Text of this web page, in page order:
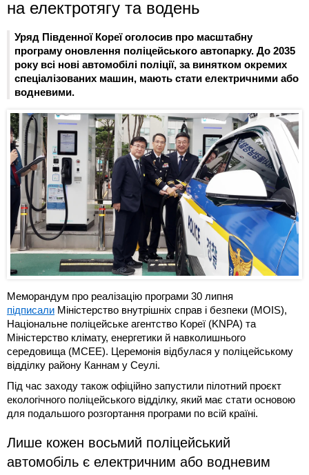
на електротягу та водень
Уряд Південної Кореї оголосив про масштабну
програму оновлення поліцейського автопарку. До 2035
року всі нові автомобілі поліції, за винятком окремих
спеціалізованих машин, мають стати електричними або
водневими.
Меморандум про реалізацію програми 30 липня
підписали Міністерство внутрішніх справ і безпеки (MOIS),
Національне поліцейське агентство Кореї (KNPA) та
Міністерство клімату, енергетики й навколишнього
середовища (MCEE). Церемонія відбулася у поліцейському
відділку району Каннам у Сеулі.
Під час заходу також офіційно запустили пілотний проєкт
екологічного поліцейського відділку, який має стати основою
для подальшого розгортання програми по всій країні.
Лише кожен восьмий поліцейський
автомобіль є електричним або водневим